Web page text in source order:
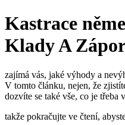
Kastrace
Klady A
zajímá vás, jaké výhody a
V tomto článku, nejen, že
dozvíte se také vše, co je třeba
takže pokračujte ve čtení,